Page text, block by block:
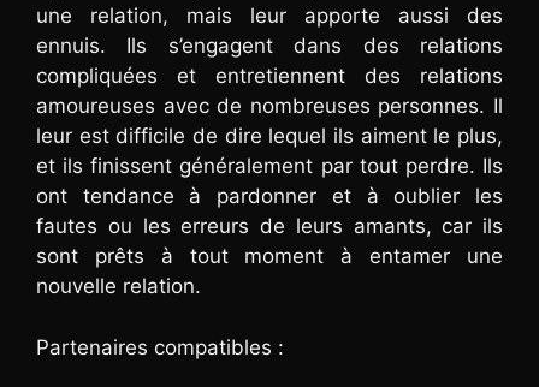
une relation, mais leur apporte aussi des
ennuis. Ils s’engagent dans des relations
compliquées et entretiennent des relations
amoureuses avec de nombreuses personnes. Il
leur est difficile de dire lequel ils aiment le plus,
et ils finissent généralement par tout perdre. Ils
ont tendance à pardonner et à oublier les
fautes ou les erreurs de leurs amants, car ils
sont prêts à tout moment à entamer une
nouvelle relation.
Partenaires compatibles :